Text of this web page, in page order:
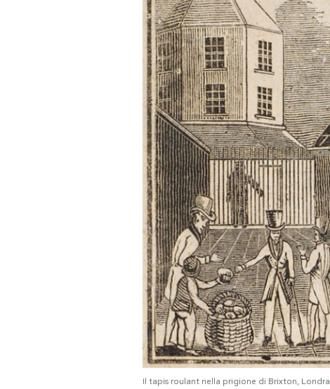
Il tapis roulant nella prigione di Brixton, Londra